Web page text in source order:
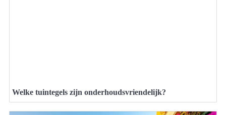
Welke tuintegels zijn onderhoudsvriendelijk?